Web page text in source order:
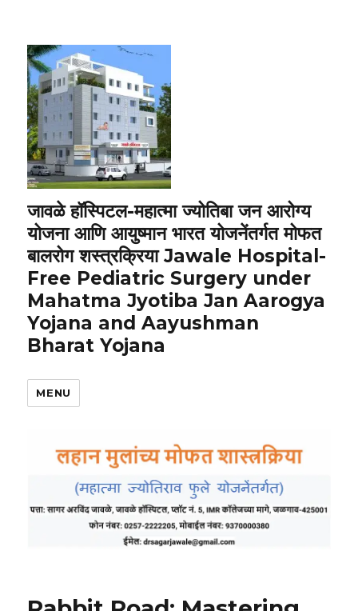
जावळे हॉस्पिटल-महात्मा ज्योतिबा जन आरोग्य
योजना आणि आयुष्मान भारत योजनेंतर्गत मोफत
बालरोग शस्त्रक्रिया Jawale Hospital-
Free Pediatric Surgery under
Mahatma Jyotiba Jan Aarogya
Yojana and Aayushman
Bharat Yojana
MENU